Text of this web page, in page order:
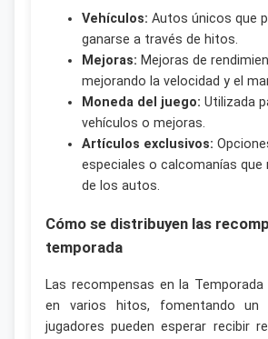
Vehículos: Autos únicos que
ganarse a través de hitos.
Mejoras: Mejoras de
mejorando la velocidad y el
Moneda del juego: Utilizada
vehículos o mejoras.
Artículos exclusivos:
especiales o calcomanías
de los autos.
Cómo se distribuyen las
temporada
Las recompensas en la
en varios hitos, fomentando un
jugadores pueden esperar recibir